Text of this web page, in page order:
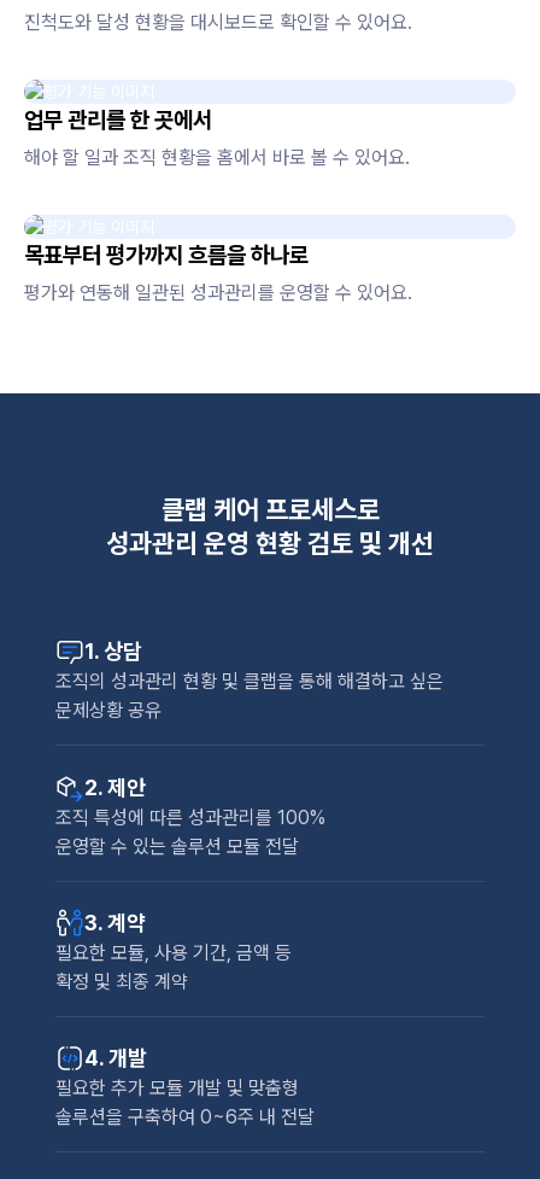
진척도와 달성 현황을 대시보드로 확인할 수 있어요.
업무 관리를 한 곳에서
해야 할 일과 조직 현황을 홈에서 바로 볼 수 있어요.
목표부터 평가까지 흐름을 하나로
평가와 연동해 일관된 성과관리를 운영할 수 있어요.
클랩 케어 프로세스로
성과관리 운영 현황 검토 및 개선
1. 상담
조직의 성과관리 현황 및 클랩을 통해 해결하고 싶은
문제상황 공유
2. 제안
조직 특성에 따른 성과관리를 100%
운영할 수 있는 솔루션 모듈 전달
3. 계약
필요한 모듈, 사용 기간, 금액 등
확정 및 최종 계약
4. 개발
필요한 추가 모듈 개발 및 맞춤형
솔루션을 구축하여 0~6주 내 전달